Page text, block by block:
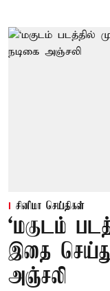
சினிமா செய்திகள்
‘மகுடம்
இதை
அஞ்சலி